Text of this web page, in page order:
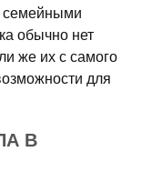
семейными
обычно нет
же их с самого
для
В